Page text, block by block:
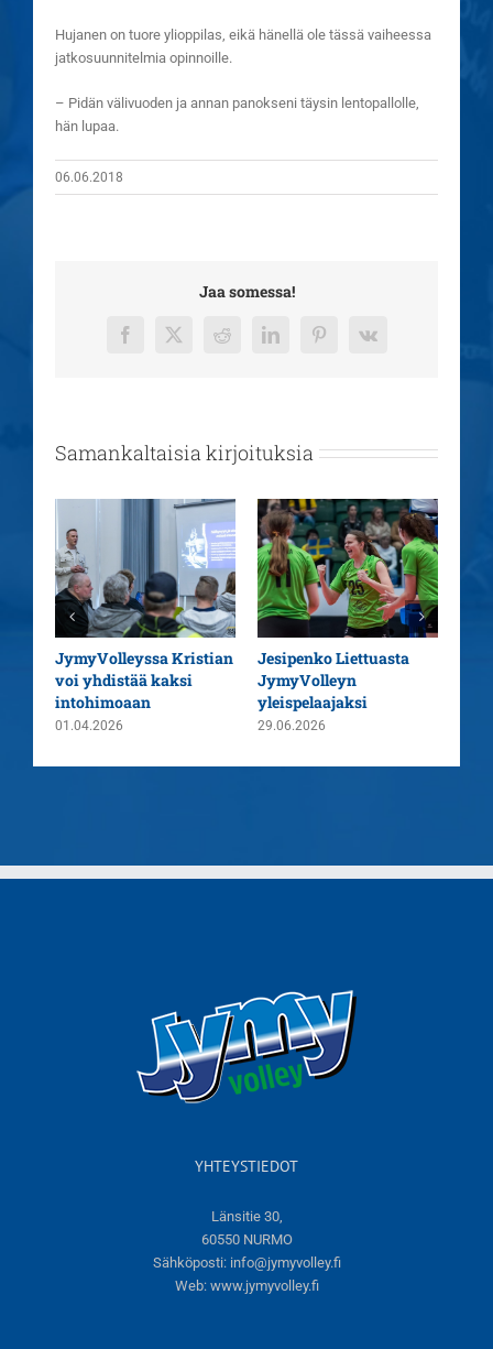
Hujanen on tuore ylioppilas, eikä hänellä ole tässä vaiheessa
jatkosuunnitelmia opinnoille.
– Pidän välivuoden ja annan panokseni täysin lentopallolle,
hän lupaa.
06.06.2018
Jaa somessa!
Facebook
X RedditLinkedInPinterest
Vk
Samankaltaisia kirjoituksia
JymyVolleyssa Kristian
voi yhdistää kaksi
intohimoaan
01.04.2026
Jesipenko Liettuasta
JymyVolleyn
yleispelaajaksi
29.06.2026
YHTEYSTIEDOT
Länsitie 30,
60550 NURMO
Sähköposti: info@jymyvolley.fi
Web: www.jymyvolley.fi